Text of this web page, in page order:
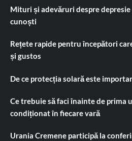
Mituri și adevăruri despre depresie
cunoști
Rețete rapide pentru începători
și gustos
De ce protecția solară este
Ce trebuie să faci înainte de prima
condiționat în fiecare vară
Urania Cremene participă la